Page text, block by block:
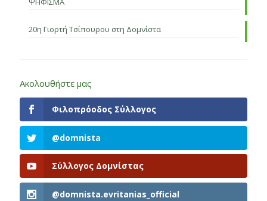
20η Γιορτή Τσίπουρου στη Δομνίστα
Ακολουθήστε μας
Φιλοπρόοδος Σύλλογος
@domnista
Σύλλογος Δομνίστας
@domnista.evritanias_official